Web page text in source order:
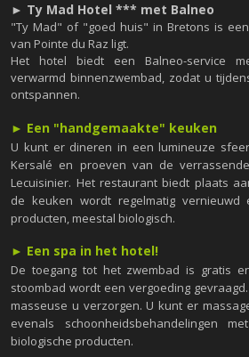
► Ty Mad Hotel *** met Balneo
"Ty Mad" of "goed huis" in Bretons is
van Pointe du Raz ligt.
Het hotel biedt een Balneo-service
verwarmd binnenzwembad, zodat u
ontspannen.
► Een "handgemaakte" keuken
U kunt er dineren in een lumineuze
Kersalé en proeven van de
Lecuisinier. Het restaurant biedt plaats
de keuken wordt regelmatig vernieuwd
producten, meestal biologisch.
► Een spa in het hotel!
De toegang tot het zwembad is gratis
stoombad wordt een vergoeding
masseuse u verzorgen. U kunt er
evenals schoonheidsbehandelingen
biologische producten.